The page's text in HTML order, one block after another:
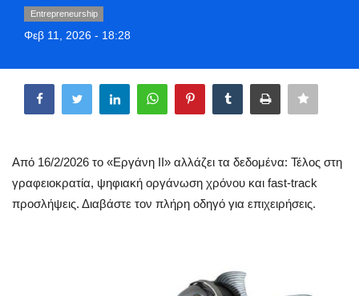
Style Adorés
Arts & Culture
Sport
Entrepreneurship
Φεβ 11, 2026 - 18:28
Από 16/2/2026 το «Εργάνη ΙΙ» αλλάζει τα δεδομένα: Τέλος στη
γραφειοκρατία, ψηφιακή οργάνωση χρόνου και fast-track
προσλήψεις. Διαβάστε τον πλήρη οδηγό για επιχειρήσεις.